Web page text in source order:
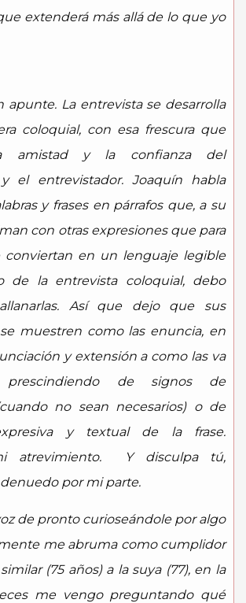
extenderá más allá de lo que yo
apunte. La entrevista se desarrolla
coloquial, con esa frescura que
amistad y la confianza del
el entrevistador. Joaquín habla
y frases en párrafos que, a su
con otras expresiones que para
conviertan en un lenguaje legible
de la entrevista coloquial, debo
Así que dejo que sus
muestren como las enuncia, en
y extensión a como las va
prescindiendo de signos de
no sean necesarios) o de
y textual de la frase.
atrevimiento. Y disculpa tú,
por mi parte.
de pronto curioseándole por algo
me abruma como cumplidor
(75 años) a la suya (77), en la
me vengo preguntando qué